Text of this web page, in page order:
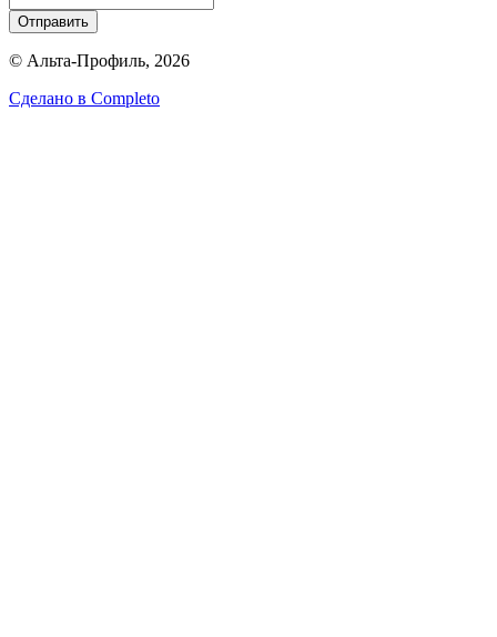
Отправить
© Альта-Профиль, 2026
Сделано в Completo